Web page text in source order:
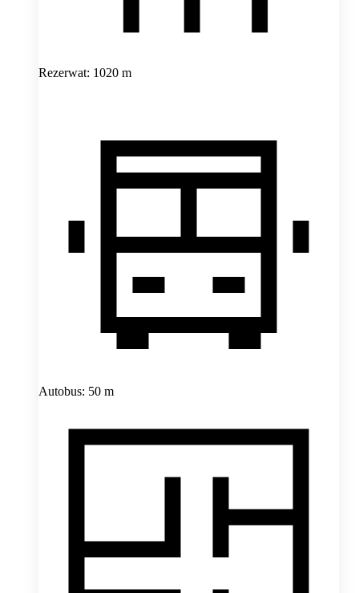
Rezerwat: 1020 m
Autobus: 50 m